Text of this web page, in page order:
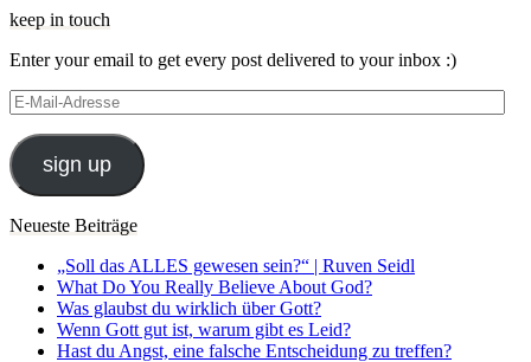
keep in touch
Enter your email to get every post delivered to your inbox :)
E-
Mail-
Adresse
sign up
Neueste Beiträge
„Soll das ALLES gewesen sein?“ | Ruven Seidl
What Do You Really Believe About God?
Was glaubst du wirklich über Gott?
Wenn Gott gut ist, warum gibt es Leid?
Hast du Angst, eine falsche Entscheidung zu treffen?